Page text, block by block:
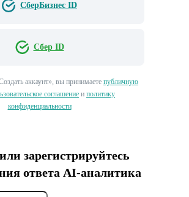
СберБизнес ID
Сбер ID
аккаунт», вы принимаете публичную
соглашение и политику
конфиденциальности
зарегистрируйтесь
ответа AI-аналитика